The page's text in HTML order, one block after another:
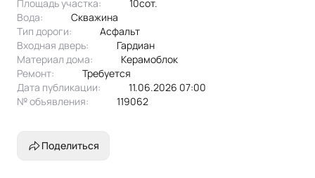
Площадь участка:
10сот.
Вода:
скважина
Тип дороги:
асфальт
Входная дверь:
Гардиан
Материал дома:
керамоблок
Ремонт:
Требуется
Дата публикации:
11.06.2026 07:00
№ объявления:
119062
Поделиться